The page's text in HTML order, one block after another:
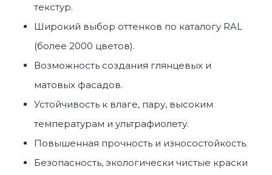
текстур.
Широкий выбор оттенков по каталогу RAL
(более 2000 цветов).
Возможность создания глянцевых и
матовых фасадов.
Устойчивость к влаге, пару, высоким
температурам и ультрафиолету.
Повышенная прочность и износостойкость.
Безопасность, экологически чистые краски